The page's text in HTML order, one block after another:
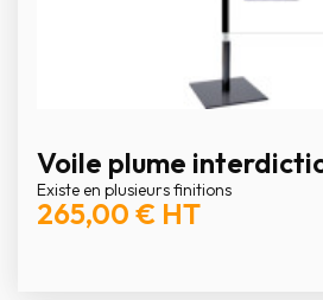
Voile plume
Existe en plusieurs finitions
265,00 € HT